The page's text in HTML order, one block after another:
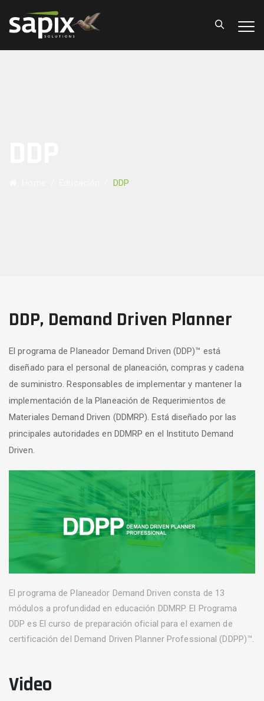
DDP
DDP, Demand Driven Planner
El programa de Planeador Demand Driven (DDP)™ está
diseñado para el personal de planeación, compras y cadena
de suministro. Responsables de implementar y mantener la
implementación de la Planeación de Requerimientos de
Materiales Demand Driven (DDMRP). Está diseñado por las
principales autoridades en DDMRP en el Instituto Demand
Driven.
El programa de Planeador Demand Driven consta de 13
módulos a profundidad en educación DDMRP. El Programa
DDP es El curso de preparación oficial para el examen de
certificación del Demand Driven Planner Professional (DDPP)™.
Video